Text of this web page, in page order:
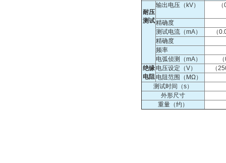
耐压
测试
输出电压（kV）
精确度
测试电流（mA）
（
精确度
频率
电弧侦测（mA）
绝缘
电阻
电压设定（V）
（
电阻范围（MΩ）
测试时间（s）
外形尺寸
重量（约）